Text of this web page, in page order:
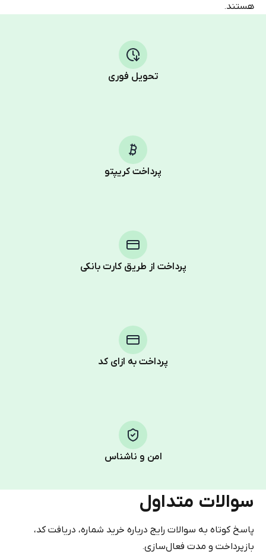
هستند.
تحویل فوری
پرداخت کریپتو
پرداخت از طریق کارت بانکی
پرداخت به ازای کد
امن و ناشناس
سوالات متداول
پاسخ کوتاه به سوالات رایج درباره خرید شماره، دریافت کد،
بازپرداخت و مدت فعال‌سازی.
Telegram using your card (or Google Pay, Apple Pay, or
other supported methods).
You use those Stars to pay our bot and complete the
Pay with Telegram Stars